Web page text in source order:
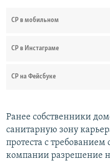
СР в мобильном
СР в Инстаграме
СР на Фейсбуке
Ранее собственники
санитарную зону
протеста с требованием
компании разрешение